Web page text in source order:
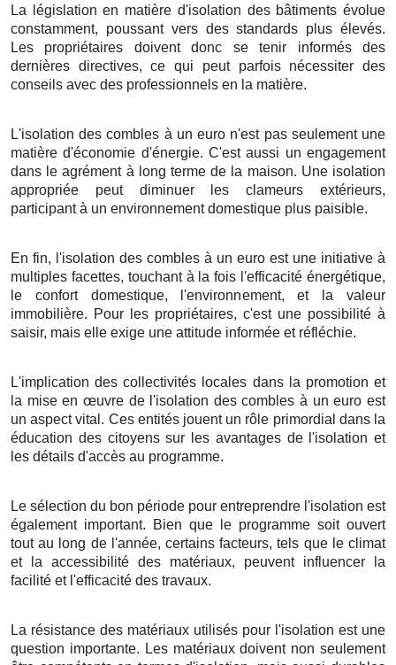
La législation en matière d'isolation des bâtiments évolue
constamment, poussant vers des standards plus élevés.
Les propriétaires doivent donc se tenir informés des
dernières directives, ce qui peut parfois nécessiter des
conseils avec des professionnels en la matière.
L'isolation des combles à un euro n'est pas seulement une
matière d'économie d'énergie. C'est aussi un engagement
dans le agrément à long terme de la maison. Une isolation
appropriée peut diminuer les clameurs extérieurs,
participant à un environnement domestique plus paisible.
En fin, l'isolation des combles à un euro est une initiative à
multiples facettes, touchant à la fois l'efficacité énergétique,
le confort domestique, l'environnement, et la valeur
immobilière. Pour les propriétaires, c'est une possibilité à
saisir, mais elle exige une attitude informée et réfléchie.
L'implication des collectivités locales dans la promotion et
la mise en œuvre de l'isolation des combles à un euro est
un aspect vital. Ces entités jouent un rôle primordial dans la
éducation des citoyens sur les avantages de l'isolation et
les détails d'accès au programme.
Le sélection du bon période pour entreprendre l'isolation est
également important. Bien que le programme soit ouvert
tout au long de l'année, certains facteurs, tels que le climat
et la accessibilité des matériaux, peuvent influencer la
facilité et l'efficacité des travaux.
La résistance des matériaux utilisés pour l'isolation est une
question importante. Les matériaux doivent non seulement